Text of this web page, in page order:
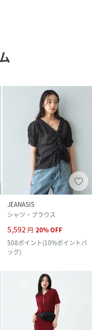
JEANASIS
シャツ・ブラウス
5,592 円 20%OFF
508ポイント(10%ポイントバ
ック)